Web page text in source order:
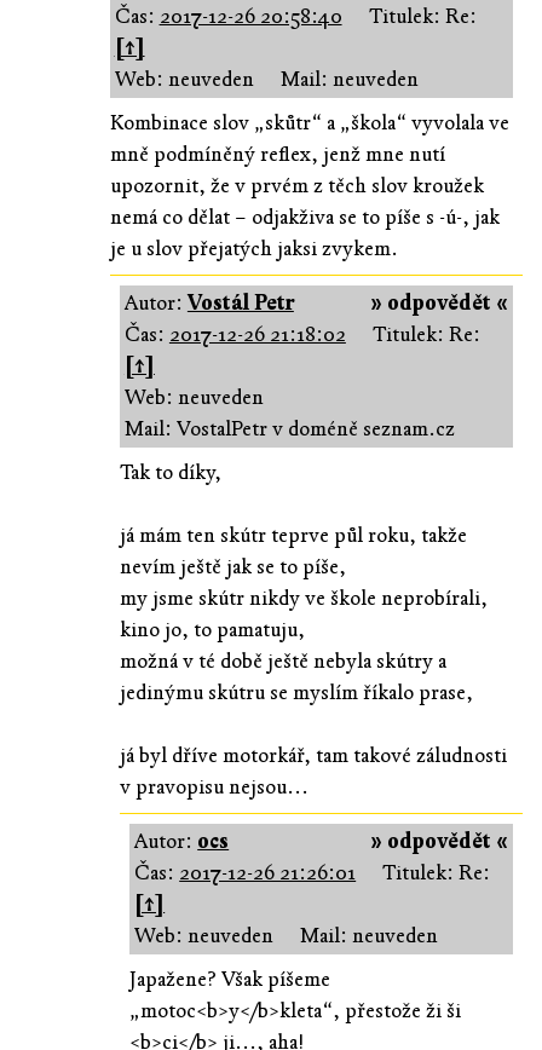
Čas: 2017-12-26 20:58:40
Titulek: Re:
[↑]
Web: neuveden
Mail: neuveden
Kombinace slov „skůtr“ a „škola“ vyvolala ve
mně podmíněný reflex, jenž mne nutí
upozornit, že v prvém z těch slov kroužek
nemá co dělat – odjakživa se to píše s -ú-, jak
je u slov přejatých jaksi zvykem.
» odpovědět «
Autor:Vostál Petr
Čas: 2017-12-26 21:18:02
Titulek: Re:
[↑]
Web: neuveden
Mail: VostalPetr v doméně seznam.cz
Tak to díky,
já mám ten skútr teprve půl roku, takže
nevím ještě jak se to píše,
my jsme skútr nikdy ve škole neprobírali,
kino jo, to pamatuju,
možná v té době ještě nebyla skútry a
jedinýmu skútru se myslím říkalo prase,
já byl dříve motorkář, tam takové záludnosti
v pravopisu nejsou...
» odpovědět «
Autor: ocs
Čas: 2017-12-26 21:26:01
Titulek: Re:
[↑]
Web: neuveden
Mail: neuveden
Japažene? Však píšeme
„motoc<b>y</b>kleta“, přestože ži ši
<b>ci</b> ji..., aha!